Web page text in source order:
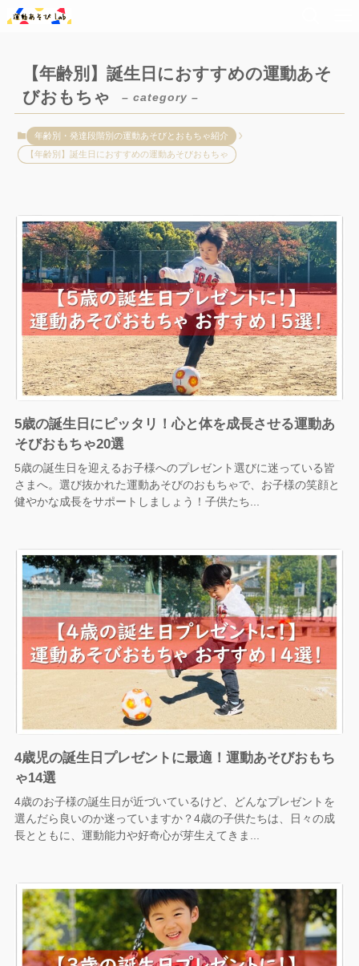
【年齢別】誕生日におすすめの運動あそ
びおもちゃ
– category –
年齢別・発達段階別の運動あそびとおもちゃ紹介
【年齢別】誕生日におすすめの運動あそびおもちゃ
5歳の誕生日にピッタリ！心と体を成長させる運動あ
そびおもちゃ20選
5歳の誕生日を迎えるお子様へのプレゼント選びに迷っている皆
さまへ。選び抜かれた運動あそびのおもちゃで、お子様の笑顔と
健やかな成長をサポートしましょう！子供たち...
4歳児の誕生日プレゼントに最適！運動あそびおもち
ゃ14選
4歳のお子様の誕生日が近づいているけど、どんなプレゼントを
選んだら良いのか迷っていますか？4歳の子供たちは、日々の成
長とともに、運動能力や好奇心が芽生えてきま...